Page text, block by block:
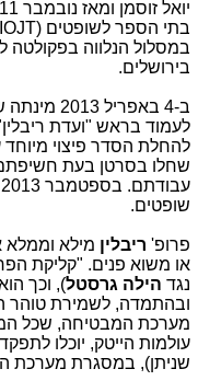
במסלול הנלווה
בירושלים.
ב-4 באפריל 2013 מינתה שרת המשפטים
לעמוד בראש "ועדת
להחלת הסדר פיצוי מיוחד
שחלו בסרטן בעת
שופטים.
פרופ' ריבלין מילא וממלא
או משוא פנים. "קליקת
נגד הילה גרסטל), וכך
ובהתמדה, לשמירת טוהר
מערכת המבטיחה, שכל
עולמות הייטק, יוכלו
שניתן), במסגרת מערכת